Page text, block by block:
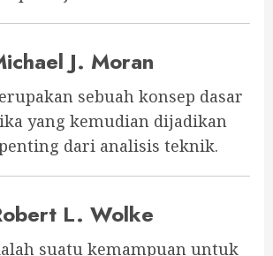
J. Moran
sebuah konsep dasar
yang kemudian dijadikan
dari analisis teknik.
L. Wolke
suatu kemampuan untuk